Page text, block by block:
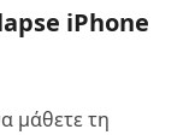
iPhone
μάθετε τη